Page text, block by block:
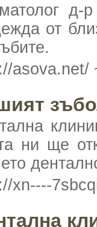
от
ни ще
xn----